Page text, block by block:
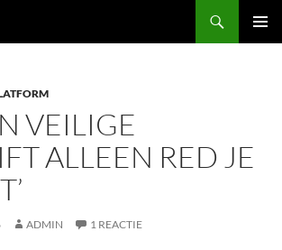
VEILIGE
ALLEEN RED JE
ADMIN 1 REACTIE